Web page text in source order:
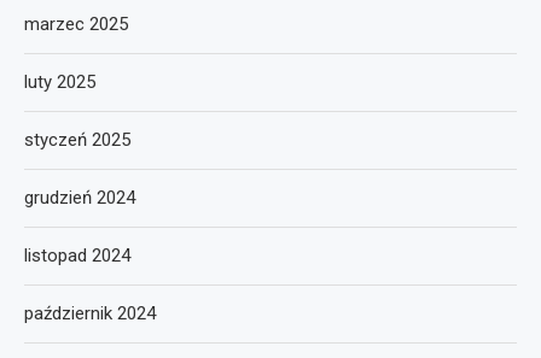
marzec 2025
luty 2025
styczeń 2025
grudzień 2024
listopad 2024
październik 2024